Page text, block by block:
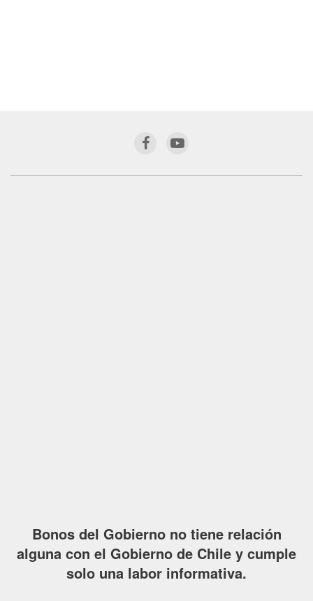
Bonos del Gobierno no tiene relación
alguna con el Gobierno de Chile y cumple
solo una labor informativa.